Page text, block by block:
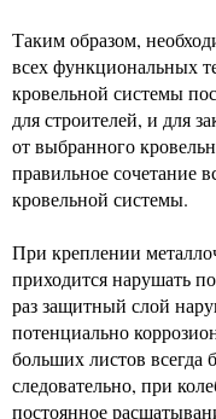
Таким образом,
всех функциональных
кровельной системы
для строителей, и для
от выбранного
правильное сочетание
кровельной системы.
При креплении
приходится нарушать
раз защитный слой
потенциально
больших листов всегда
следовательно, при
постоянное